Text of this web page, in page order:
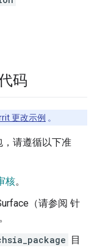
码
更改示例 。
，请遵循以下准
核。
（请参阅 针
目